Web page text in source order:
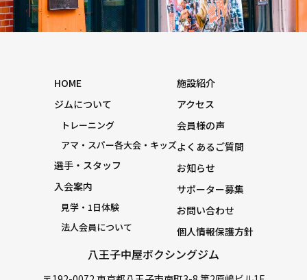
八王子中屋ボクシングジム
HOME
ジムについて
トレーニング
アマ・スパー各大会・キッズ
選手・スタッフ
入会案内
見学・1日体験
法人会員について
施設紹介
アクセス
会員様の声
よくあるご質問
お知らせ
サポーター募集
お問い合わせ
個人情報保護方針